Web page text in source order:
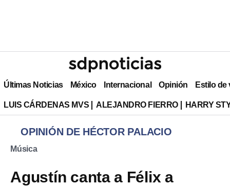
Últimas Noticias México Internacional Opinión Estilo de
LUIS CÁRDENAS MVS ALEJANDRO FIERRO HARRY
OPINIÓN DE HÉCTOR PALACIO
Música
Agustín canta a Félix a